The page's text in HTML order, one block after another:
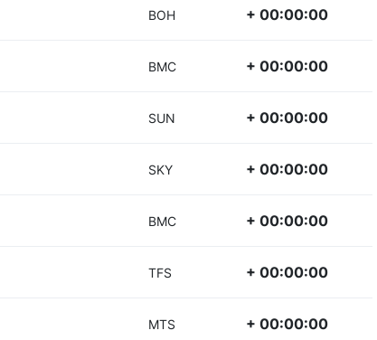
BOH + 00:00:00
BMC + 00:00:00
SUN + 00:00:00
SKY + 00:00:00
BMC + 00:00:00
TFS + 00:00:00
MTS + 00:00:00